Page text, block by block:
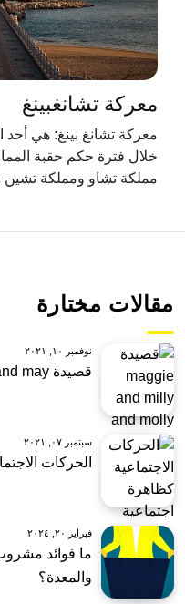
معركة تشانغبينغ
معركة تشانغ بينغ: هي
خلال فترة حكم حقبة
مملكة تشاو ومملكة
مقالات مختارة
نوفمبر ١٠, ٢٠٢١
قصيدة maggie and milly and molly and may
سبتمبر ٠٧, ٢٠٢١
الحركات
فبراير ٢٠, ٢٠٢٤
ما فوائد
والمعدة؟